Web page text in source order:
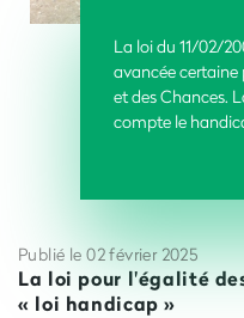
La loi du 11/02/
avancée certaine
et des Chances.
compte le
Publié le 02 février 2025
La loi pour l'égalité
« loi handicap »